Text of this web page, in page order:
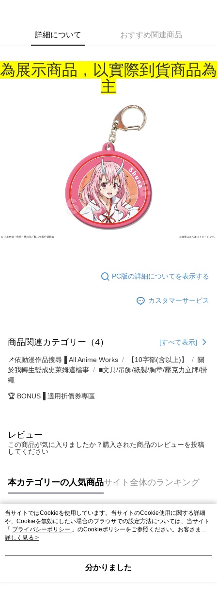
全家取貨付款
配送毎にNT$65、NT$1,300以上で送料無料
配送毎にNT$65、NT$1,300以上で送料無料
配送毎にNT$65、NT$1,300以上で送料無料
配送毎にNT$65、NT$1,300以上で送料無料
詳細について おすすめ関連商品
為展示商品，以實際到貨商品為
主
PC版の詳細についてを表示する
カスタマーサービス
商品関連カテゴリー（4） [すべて表示]
📌依動漫作品搜尋▐ All Anime Works 【10字部(含以上)】
關
於我轉生變成史萊姆這檔事
■文具/吊飾/紙製/胸章/壓克力立牌/掛
繩
🏆 BONUS▐ 適用折價券專區
レビュー
この商品が気に入りましたか？購入された商品のレビューを投稿
してください
本カテゴリーの人気商品サイト全体のランキング
人気タグ
当サイトではCookieを使用しています。当サイトのCookie使用に関する詳細
や、Cookieを無効にしたい場合のブラウザでの設定方法については、当サイト
「 プライバシーポリシー 」のCookieポリシーをご参照ください。お客さま
が、当サイトを引き続き使用される場合、当社がサイト利用規約のCookieポリ
詳しく見る >
分かりました